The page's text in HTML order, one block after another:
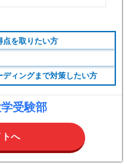
点を取りたい方
ィングまで対策したい方
受験部
へ